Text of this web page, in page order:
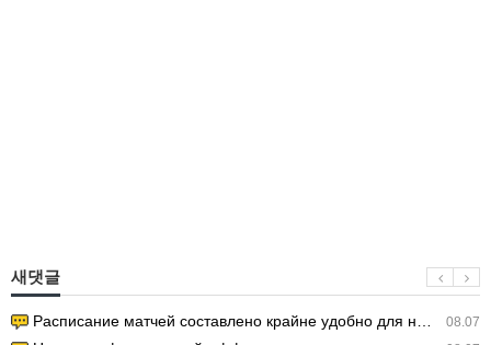
새댓글
08.07
Расписание матчей составлено крайне удобно для нашего часово…